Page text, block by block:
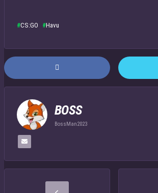
CS:GO Havu
BOSS
BossMan2023